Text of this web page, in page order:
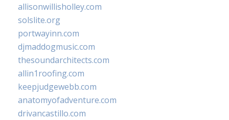
allisonwillisholley.com
solslite.org
portwayinn.com
djmaddogmusic.com
thesoundarchitects.com
allin1roofing.com
keepjudgewebb.com
anatomyofadventure.com
drivancastillo.com